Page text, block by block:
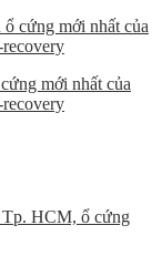
mới nhất của